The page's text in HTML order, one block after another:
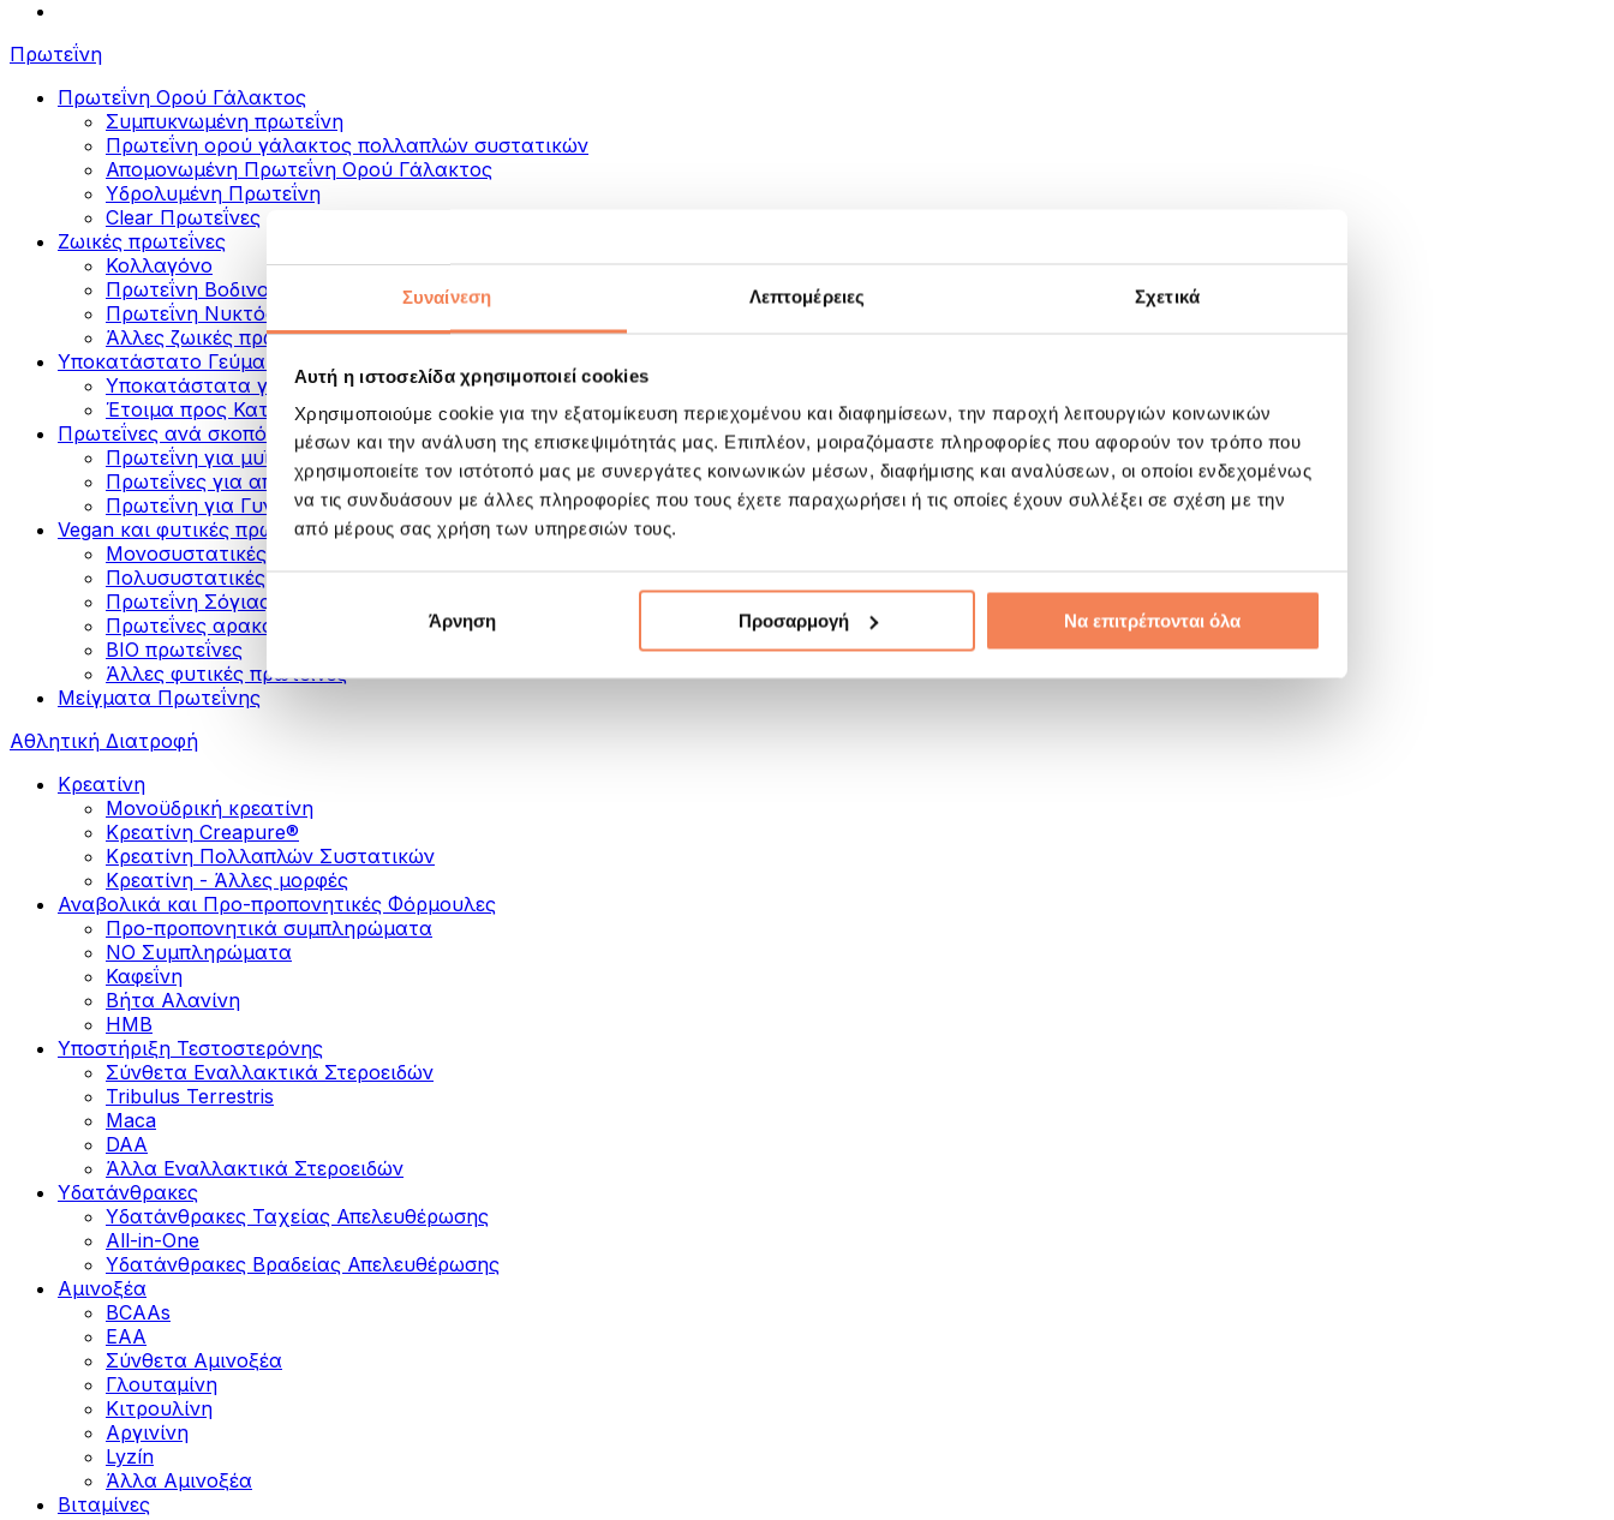
Συναίνεση Λεπτομέρειες Σχετικά
Αυτή η ιστοσελίδα χρησιμοποιεί cookies
Χρησιμοποιούμε cookie για την εξατομίκευση περιεχομένου και διαφημίσεων, την παροχή λειτουργιών κοινωνικών
μέσων και την ανάλυση της επισκεψιμότητάς μας. Επιπλέον, μοιραζόμαστε πληροφορίες που αφορούν τον τρόπο που
χρησιμοποιείτε τον ιστότοπό μας με συνεργάτες κοινωνικών μέσων, διαφήμισης και αναλύσεων, οι οποίοι ενδεχομένως
να τις συνδυάσουν με άλλες πληροφορίες που τους έχετε παραχωρήσει ή τις οποίες έχουν συλλέξει σε σχέση με την
από μέρους σας χρήση των υπηρεσιών τους.
Άρνηση Προσαρμογή Να επιτρέπονται όλα
Πρωτεΐνη
Πρωτεΐνη Ορού Γάλακτος
Συμπυκνωμένη πρωτεΐνη
Πρωτεΐνη ορού γάλακτος πολλαπλών συστατικών
Απομονωμένη Πρωτεΐνη Ορού Γάλακτος
Υδρολυμένη Πρωτεΐνη
Clear Πρωτεΐνες
Ζωικές πρωτεΐνες
Κολλαγόνο
Πρωτεΐνη Βοδινού
Πρωτεΐνη Νυκτός
Άλλες ζωικές πρωτεΐνες
Υποκατάστατο Γεύματος
Υποκατάστατα γεύματος σε σκόνη
Έτοιμα προς Κατανάλωση Πρωτεϊνικά Ροφήματα
Πρωτεΐνες ανά σκοπό
Πρωτεΐνη για μυϊκή ανάπτυξη
Πρωτεΐνες για απώλεια βάρους
Πρωτεΐνη για Γυναίκες
Vegan και φυτικές πρωτεΐνες
Μονοσυστατικές Φυτικές Πρωτεΐνες
Πολυσυστατικές Φυτικές Πρωτεΐνες
Πρωτεΐνη Σόγιας
Πρωτεΐνες αρακά
ΒIO πρωτεΐνες
Άλλες φυτικές πρωτεΐνες
Μείγματα Πρωτεΐνης
Αθλητική Διατροφή
Κρεατίνη
Μονοϋδρική κρεατίνη
Κρεατίνη Creapure®
Κρεατίνη Πολλαπλών Συστατικών
Κρεατίνη - Άλλες μορφές
Αναβολικά και Προ-προπονητικές Φόρμουλες
Προ-προπονητικά συμπληρώματα
ΝΟ Συμπληρώματα
Καφεΐνη
Βήτα Αλανίνη
HMB
Υποστήριξη Τεστοστερόνης
Σύνθετα Εναλλακτικά Στεροειδών
Tribulus Terrestris
Maca
DAA
Άλλα Εναλλακτικά Στεροειδών
Υδατάνθρακες
Υδατάνθρακες Ταχείας Απελευθέρωσης
All-in-One
Υδατάνθρακες Βραδείας Απελευθέρωσης
Αμινοξέα
BCAAs
EAA
Σύνθετα Αμινοξέα
Γλουταμίνη
Κιτρουλίνη
Αργινίνη
Lyzín
Άλλα Αμινοξέα
Βιταμίνες